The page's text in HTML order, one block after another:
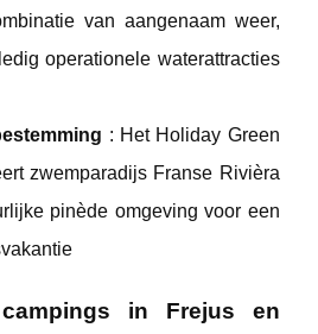
van aangenaam weer,
operationele waterattracties
: Het Holiday Green
zwemparadijs Franse Rivièra
pinède omgeving voor een
in Frejus en